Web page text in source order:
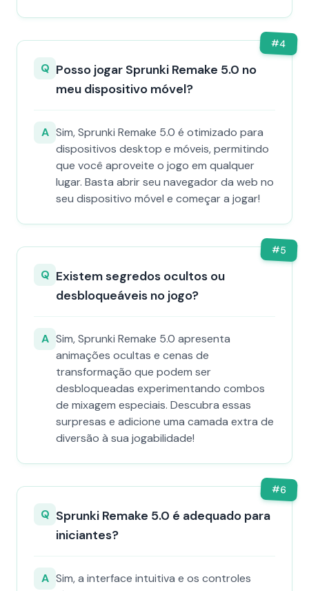
#4
Q Posso jogar Sprunki Remake 5.0 no
meu dispositivo móvel?
A Sim, Sprunki Remake 5.0 é otimizado para
dispositivos desktop e móveis, permitindo
que você aproveite o jogo em qualquer
lugar. Basta abrir seu navegador da web no
seu dispositivo móvel e começar a jogar!
#5
Q Existem segredos ocultos ou
desbloqueáveis no jogo?
A Sim, Sprunki Remake 5.0 apresenta
animações ocultas e cenas de
transformação que podem ser
desbloqueadas experimentando combos
de mixagem especiais. Descubra essas
surpresas e adicione uma camada extra de
diversão à sua jogabilidade!
#6
Q Sprunki Remake 5.0 é adequado para
iniciantes?
A Sim, a interface intuitiva e os controles